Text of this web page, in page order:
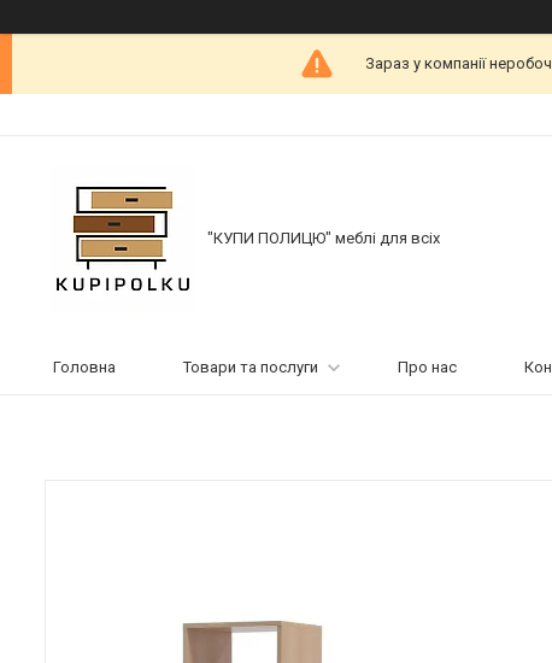
Зараз у компанії
"КУПИ ПОЛИЦЮ" меблі для всіх
Головна Товари та послуги Про нас